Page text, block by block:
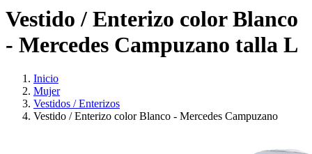
Vestido / Enterizo color Blanco
- Mercedes Campuzano talla L
Inicio
Mujer
Vestidos / Enterizos
Vestido / Enterizo color Blanco - Mercedes Campuzano